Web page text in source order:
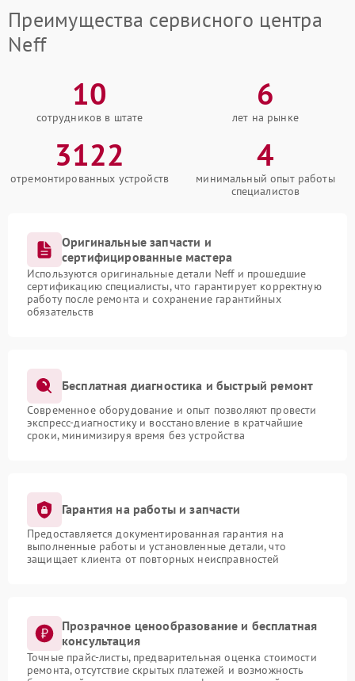
Преимущества сервисного центра
Neff
10
сотрудников в штате
6
лет на рынке
3122
отремонтированных устройств
4
минимальный опыт работы
специалистов
Оригинальные запчасти и
сертифицированные мастера
Используются оригинальные детали Neff и прошедшие
сертификацию специалисты, что гарантирует корректную
работу после ремонта и сохранение гарантийных
обязательств
Бесплатная диагностика и быстрый ремонт
Современное оборудование и опыт позволяют провести
экспресс-диагностику и восстановление в кратчайшие
сроки, минимизируя время без устройства
Гарантия на работы и запчасти
Предоставляется документированная гарантия на
выполненные работы и установленные детали, что
защищает клиента от повторных неисправностей
Прозрачное ценообразование и бесплатная
консультация
Точные прайс-листы, предварительная оценка стоимости
ремонта, отсутствие скрытых платежей и возможность